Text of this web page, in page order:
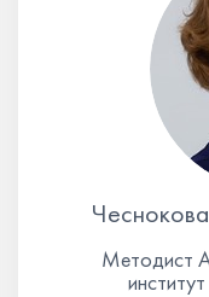
Методист